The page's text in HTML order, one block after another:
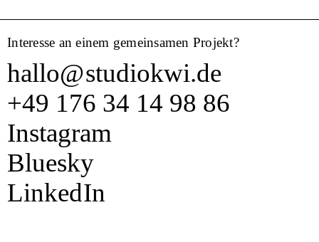
Interesse an einem gemeinsamen Projekt?
hallo@studiokwi.de
+49 176 34 14 98 86
Instagram
Bluesky
LinkedIn